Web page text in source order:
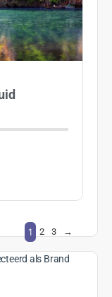
1 2 3 →
als Brand